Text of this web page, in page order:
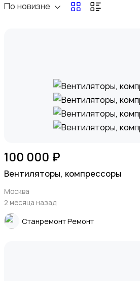
Ручные инструменты
Сантехника и водоснабжение2
Стройматериалы
Электрика
По новизне
100 000 ₽
Вентиляторы, компрессоры
Москва
2 месяца назад
Станремонт Ремонт